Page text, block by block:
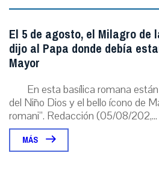
El 5 de agosto, el Milagro de
dijo al Papa donde debía
Mayor
En esta basílica romana
del Niño Dios y el bello ícono de
romani”. Redacción (05/08/202,...
MÁS